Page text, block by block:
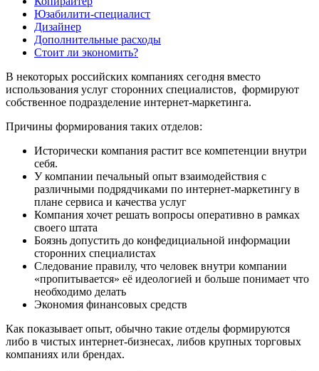
Юзабилити-специалист
Дизайнер
Дополнительные расходы
Стоит ли экономить?
В некоторых российских компаниях сегодня вместо
использования услуг сторонних специалистов, формируют
собственное подразделение интернет-маркетинга.
Причины формирования таких отделов:
Исторически компания растит все компетенции внутри
себя.
У компании печальный опыт взаимодействия с
различными подрядчиками по интернет-маркетингу в
плане сервиса и качества услуг
Компания хочет решать вопросы оперативно в рамках
своего штата
Боязнь допустить до конфедициальной информации
сторонних специалистах
Следование правилу, что человек внутри компании
«пропитывается» её идеологией и больше понимает что
необходимо делать
Экономия финансовых средств
Как показывает опыт, обычно такие отделы формируются
либо в чистых интернет-бизнесах, либов крупных торговых
компаниях или брендах.